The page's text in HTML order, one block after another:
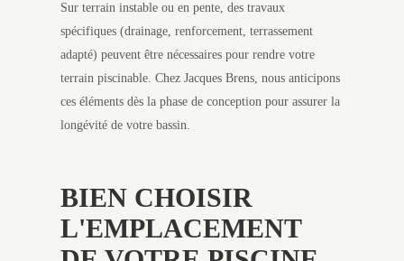
Sur terrain instable ou en pente, des travaux
spécifiques (drainage, renforcement, terrassement
adapté) peuvent être nécessaires pour rendre votre
terrain piscinable. Chez Jacques Brens, nous anticipons
ces éléments dès la phase de conception pour assurer la
longévité de votre bassin.
BIEN CHOISIR
L'EMPLACEMENT